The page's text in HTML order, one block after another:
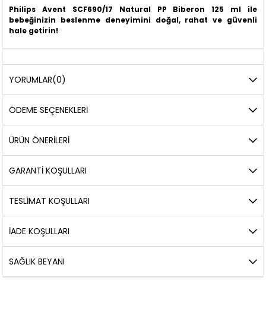
Philips Avent SCF690/17 Natural PP Biberon 125 ml ile
bebeğinizin beslenme deneyimini doğal, rahat ve güvenli
hale getirin!
YORUMLAR(0)
ÖDEME SEÇENEKLERI
ÜRÜN ÖNERILERI
GARANTİ KOŞULLARI
TESLİMAT KOŞULLARI
İADE KOŞULLARI
SAĞLIK BEYANI